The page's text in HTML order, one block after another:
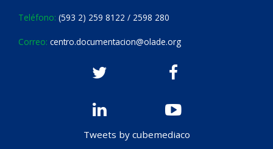
Teléfono: (593 2) 259 8122 / 2598 280
Correo: centro.documentacion@olade.org
Tweets by cubemediaco